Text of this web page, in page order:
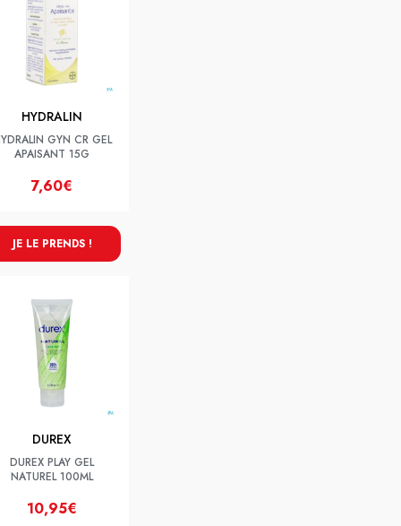
HYDRALIN
GYN CR GEL
APAISANT 15G
7,60€
JE LE PRENDS !
DUREX
DUREX PLAY GEL
NATUREL 100ML
10,95€